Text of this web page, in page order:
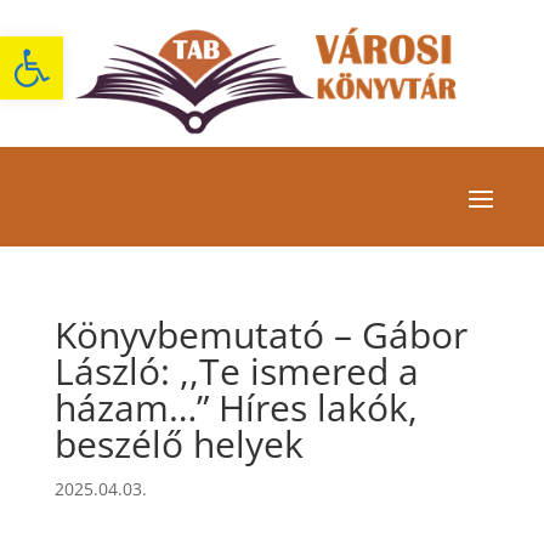
Eszköztár megnyitása
Könyvbemutató – Gábor
László: ,,Te ismered a
házam…” Híres lakók,
beszélő helyek
2025.04.03.